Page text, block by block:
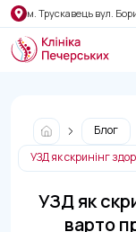
м. Трускавець вул.
Блог
УЗД як скринінг
УЗД як
варто